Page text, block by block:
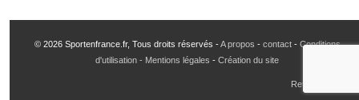
© 2026 Sportenfrance.fr, Tous droits réservés -A propos - contact- Conditions
d'utilisation - Mentions légales - Création du site
Retour en haut